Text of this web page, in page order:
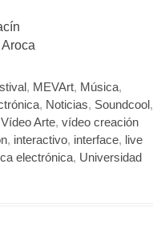
, MEVArt, Música,
, Noticias, Soundcool ,
Vídeo Arte, vídeo creación
, interactivo, interface, live
electrónica, Universidad